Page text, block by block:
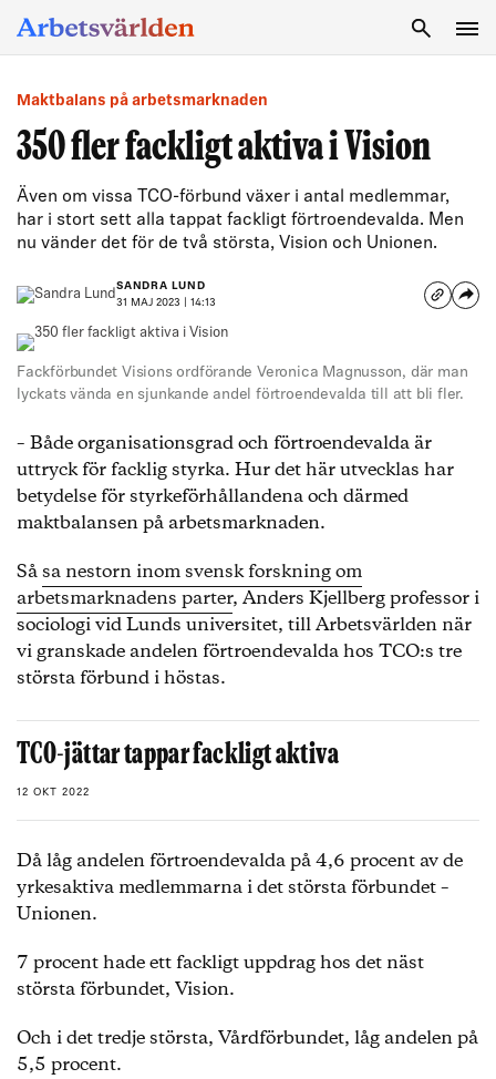
Maktbalans på arbetsmarknaden
350 fler fackligt aktiva i Vision
Även om vissa TCO-förbund växer i antal medlemmar,
har i stort sett alla tappat fackligt förtroendevalda. Men
nu vänder det för de två största, Vision och Unionen.
SANDRA LUND
31 MAJ 2023 | 14:13
Fackförbundet Visions ordförande Veronica Magnusson, där man
lyckats vända en sjunkande andel förtroendevalda till att bli fler.
– Både organisationsgrad och förtroendevalda är
uttryck för facklig styrka. Hur det här utvecklas har
betydelse för styrkeförhållandena och därmed
maktbalansen på arbetsmarknaden.
Såsa nestorn inom svensk forskning om
arbetsmarknadens parter, Anders Kjellberg professor i
sociologi vid Lunds universitet, till Arbetsvärlden när
vi granskade andelen förtroendevalda hos TCO:s tre
största förbund i höstas.
TCO-jättar tappar fackligt aktiva
12 OKT 2022
Då låg andelen förtroendevalda på 4,6 procent av de
yrkesaktiva medlemmarna i det största förbundet –
Unionen.
7 procent hade ett fackligt uppdrag hos det näst
största förbundet, Vision.
Och i det tredje största, Vårdförbundet, låg andelen på
5,5 procent.